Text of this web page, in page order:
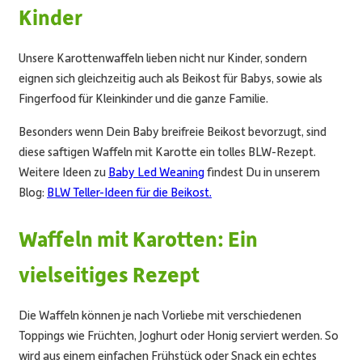
Kinder
Unsere Karottenwaffeln lieben nicht nur Kinder, sondern
eignen sich gleichzeitig auch als Beikost für Babys, sowie als
Fingerfood für Kleinkinder und die ganze Familie.
Besonders wenn Dein Baby breifreie Beikost bevorzugt, sind
diese saftigen Waffeln mit Karotte ein tolles BLW-Rezept.
Weitere Ideen zu Baby Led Weaningfindest Du in unserem
Blog: BLW Teller-Ideen für die Beikost.
Waffeln mit Karotten: Ein
vielseitiges Rezept
Die Waffeln können je nach Vorliebe mit verschiedenen
Toppings wie Früchten, Joghurt oder Honig serviert werden. So
wird aus einem einfachen Frühstück oder Snack ein echtes